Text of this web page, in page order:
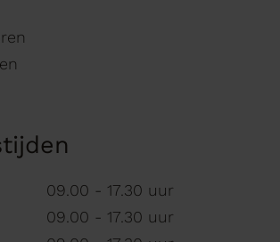
09.00 - 17.30 uur
09.00 - 17.30 uur